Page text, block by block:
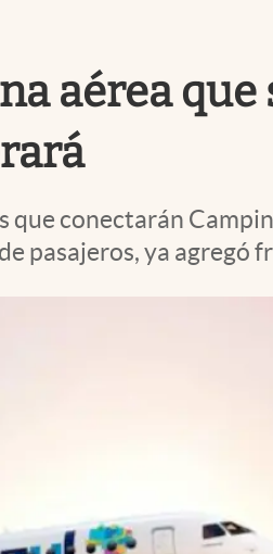
aérea que
conectarán
pasajeros, ya agregó